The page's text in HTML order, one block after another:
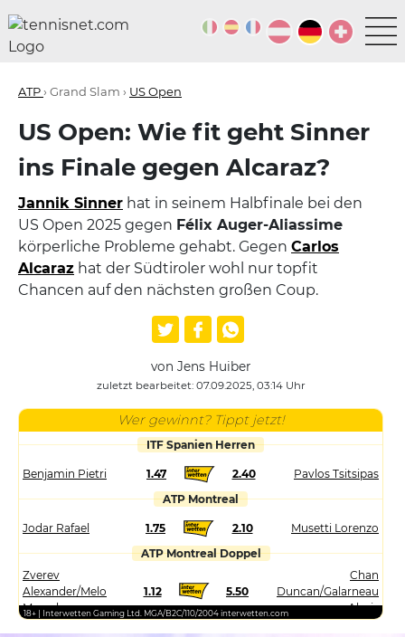
ATP› Grand Slam › US Open
US Open: Wie fit geht Sinner
ins Finale gegen Alcaraz?
Jannik Sinner hat in seinem Halbfinale bei den
US Open 2025 gegen Félix Auger-Aliassime
körperliche Probleme gehabt. Gegen Carlos
Alcaraz hat der Südtiroler wohl nur topfit
Chancen auf den nächsten großen Coup.
von Jens Huiber
zuletzt bearbeitet: 07.09.2025, 03:14 Uhr
Wer gewinnt? Tippt jetzt!
ITF Spanien Herren
Benjamin Pietri 1.47 2.40
Pavlos Tsitsipas
ATP Montreal
Jodar Rafael 1.75 2.10
Musetti Lorenzo
ATP Montreal Doppel
Zverev
Alexander/Melo
Marcelo
1.12 5.50
Chan
Duncan/Galarneau
Alexis
18+ | Interwetten Gaming Ltd. MGA/B2C/110/2004 interwetten.com